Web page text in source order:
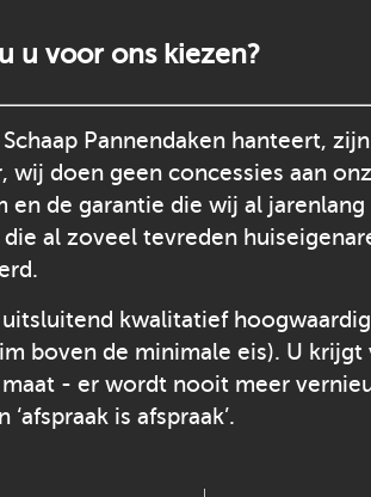
u voor ons kiezen?
Pannendaken hanteert,
wij doen geen concessies aan
en de garantie die wij al jarenlang
die al zoveel tevreden
kwalitatief
boven de minimale eis). U krijgt
- er wordt nooit meer
is afspraak’.